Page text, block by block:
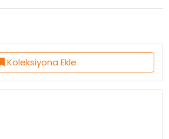
Koleksiyona Ekle